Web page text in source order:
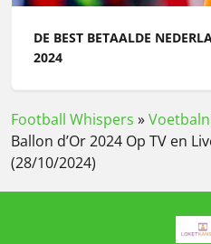
DE BEST BETAALDE
2024
Football Whispers »
Ballon d’Or 2024 Op TV en
(28/10/2024)